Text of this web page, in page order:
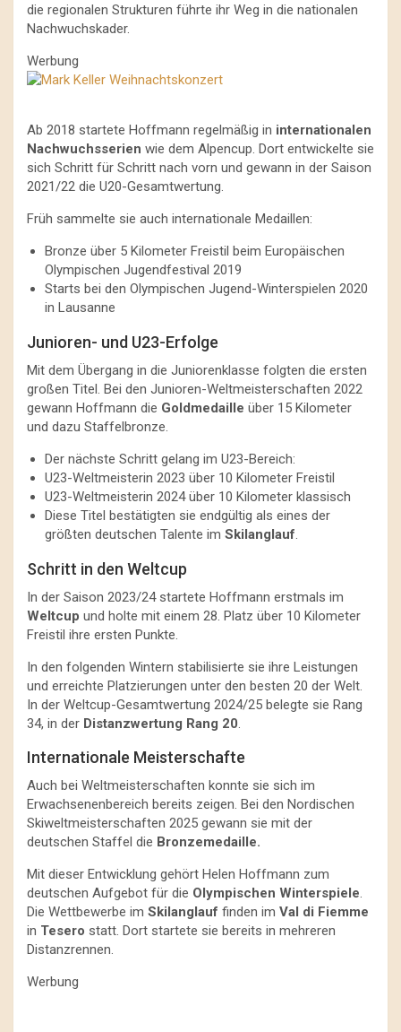
die regionalen Strukturen führte ihr Weg in die nationalen
Nachwuchskader.
Werbung
Ab 2018 startete Hoffmann regelmäßig in internationalen
Nachwuchsserien wie dem Alpencup. Dort entwickelte sie
sich Schritt für Schritt nach vorn und gewann in der Saison
2021/22 die U20-Gesamtwertung.
Früh sammelte sie auch internationale Medaillen:
Bronze über 5 Kilometer Freistil beim Europäischen
Olympischen Jugendfestival 2019
Starts bei den Olympischen Jugend-Winterspielen 2020
in Lausanne
Junioren- und U23-Erfolge
Mit dem Übergang in die Juniorenklasse folgten die ersten
großen Titel. Bei den Junioren-Weltmeisterschaften 2022
gewann Hoffmann die Goldmedaille über 15 Kilometer
und dazu Staffelbronze.
Der nächste Schritt gelang im U23-Bereich:
U23-Weltmeisterin 2023 über 10 Kilometer Freistil
U23-Weltmeisterin 2024 über 10 Kilometer klassisch
Diese Titel bestätigten sie endgültig als eines der
größten deutschen Talente im Skilanglauf.
Schritt in den Weltcup
In der Saison 2023/24 startete Hoffmann erstmals im
Weltcup und holte mit einem 28. Platz über 10 Kilometer
Freistil ihre ersten Punkte.
In den folgenden Wintern stabilisierte sie ihre Leistungen
und erreichte Platzierungen unter den besten 20 der Welt.
In der Weltcup-Gesamtwertung 2024/25 belegte sie Rang
34, in der Distanzwertung Rang 20.
Internationale Meisterschafte
Auch bei Weltmeisterschaften konnte sie sich im
Erwachsenenbereich bereits zeigen. Bei den Nordischen
Skiweltmeisterschaften 2025 gewann sie mit der
deutschen Staffel die Bronzemedaille.
Mit dieser Entwicklung gehört Helen Hoffmann zum
deutschen Aufgebot für die Olympischen Winterspiele.
Die Wettbewerbe im Skilanglauf finden im Val di Fiemme
in Tesero statt. Dort startete sie bereits in mehreren
Distanzrennen.
Werbung